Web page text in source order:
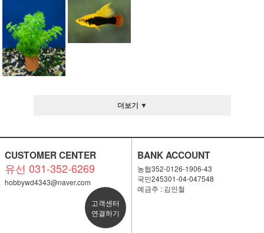
더보기 ▼
CUSTOMER CENTER
유선 031-352-6269
hobbywd4343@naver.com
고객센터
연결하기
BANK ACCOUNT
농협352-0126-1906-43
국민245301-04-047548
예금주 : 김인철